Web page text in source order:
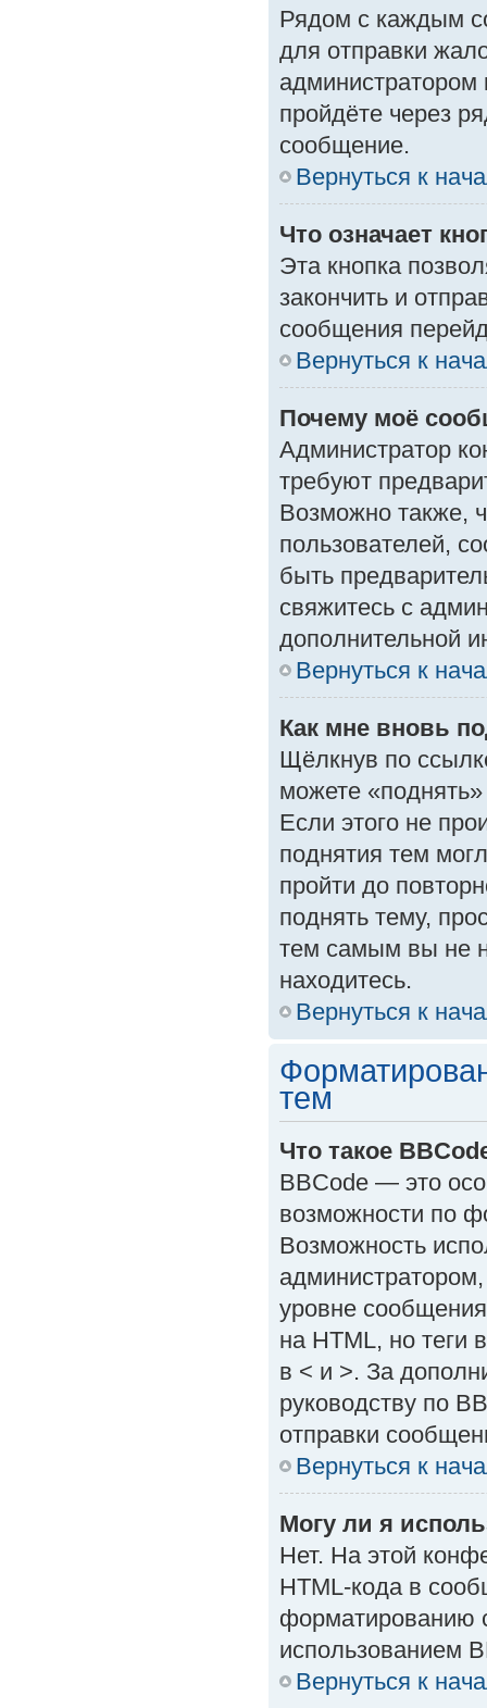
Рядом с каждым
для отправки
пройдёте через
сообщение.
Вернуться к
Что означает
Эта кнопка
закончить и
сообщения
Вернуться к
Почему моё
Администратор
требуют
Возможно также,
пользователей,
быть
свяжитесь с
дополнительной
Вернуться к
Как мне вновь
Щёлкнув по
можете
Если этого не
поднятия тем
пройти до
поднять тему,
тем самым вы не
находитесь.
Вернуться к
тем
Что такое
BBCode — это
возможности по
Возможность
уровне
на HTML, но теги
в < и >. За
руководству по
отправки
Вернуться к
Могу ли я
Нет. На этой
HTML-кода в
форматированию
использованием
Вернуться к